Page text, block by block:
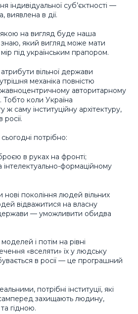
індивідуальної суб’єктності —
виявлена в дії.
на вигляд буде наша
який вигляд може мати
під українським прапором.
вільної держави
механіка повністю
авторитарному
Тобто коли Україна
ж саму інституційну архітектуру,
потрібно:
в руках на фронті;
інтелектуально-формаційному
покоління людей вільних
відважитися на власну
— уможливити обидва
і потім на рівні
«вселяти» їх у людську
в росії — це програшний
потрібні інституції, які
захищають людину,
гідною.